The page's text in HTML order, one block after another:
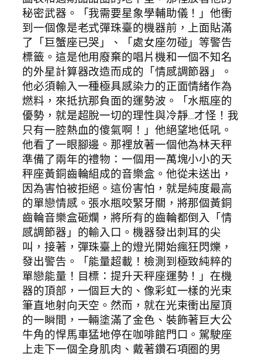
秘密武器。「我需要星象學輔助儀！」他衝
到一個像是老式彈珠臺的機器前，上面貼滿
了「巨蟹座已哭」、「處女座勿碰」等警告
標籤。這是他用廢棄的唱片機和一個不知名
的外星計算器改造而成的「情感調節器」。
他必須輸入一種極具感染力的正面情緒作為
燃料，來抵抗那負面的運勢波。「水瓶座的
優勢，就是超脫一切的理性與冷靜…才怪！我
只有一腔熱血的傻氣啊！」他絕望地低吼。
他看了一眼腳邊。那裡放著一個他為林天秤
準備了兩年的禮物：一個用一萬塊小小的天
秤座黃銅齒輪組成的音樂盒。他從未送出，
因為害怕被拒絕。這份害怕，就是純度最高
的單戀情感。張水瓶咬緊牙關，將那個黃銅
齒輪音樂盒砸爛，將所有的齒輪都倒入「情
感調節器」的輸入口。機器發出刺耳的尖
叫，接著，彈珠臺上的燈光開始瘋狂閃爍，
發出警告。「能量超載！檢測到極致純粹的
單戀能量！目標：提升天秤座運勢！」在機
器的頂部，一個巨大的、像彩虹一樣的光束
筆直地射向天空。然而，就在光束衝出屋頂
的一瞬間，一輛塗滿了金色、裝飾著巨大公
牛角的悍馬車猛地停在咖啡館門口。駕駛座
上走下一個全身肌肉、戴著鑽石項圈的男